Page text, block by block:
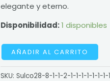
elegante y eterno.
Disponibilidad: 1 disponibles
AÑADIR AL CARRITO
SKU: Sulco28-8-1-1-2-1-1-1-1-1-1-1-